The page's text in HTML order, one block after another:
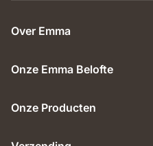
Over Emma
Onze Emma Belofte
Onze Producten